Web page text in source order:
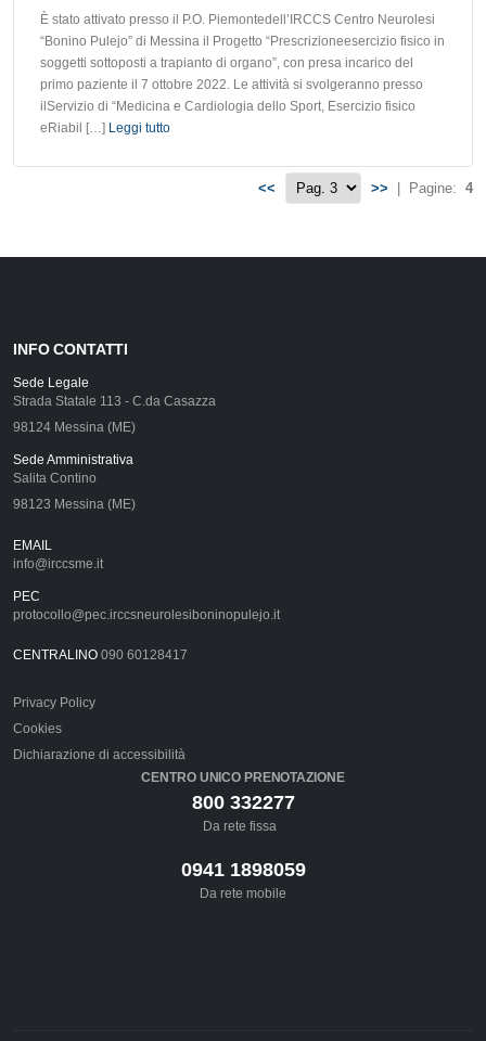
È stato attivato presso il P.O. Piemontedell’IRCCS Centro Neurolesi
“Bonino Pulejo” di Messina il Progetto “Prescrizioneesercizio fisico in
soggetti sottoposti a trapianto di organo”, con presa incarico del
primo paziente il 7 ottobre 2022. Le attività si svolgeranno presso
ilServizio di “Medicina e Cardiologia dello Sport, Esercizio fisico
eRiabil […] Leggi tutto
<< >> | Pagine: 4
INFO CONTATTI
Sede Legale
Strada Statale 113 - C.da Casazza
98124 Messina (ME)
Sede Amministrativa
Salita Contino
98123 Messina (ME)
EMAIL
info@irccsme.it
PEC
protocollo@pec.irccsneurolesiboninopulejo.it
CENTRALINO 090 60128417
Privacy Policy
Cookies
Dichiarazione di accessibilità
CENTRO UNICO PRENOTAZIONE
800 332277
Da rete fissa
0941 1898059
Da rete mobile